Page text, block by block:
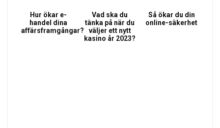
Hur ökar e-
handel dina
affärsframgångar?
Vad ska du
tänka på när du
väljer ett nytt
kasino år 2023?
Så ökar du din
online-säkerhet